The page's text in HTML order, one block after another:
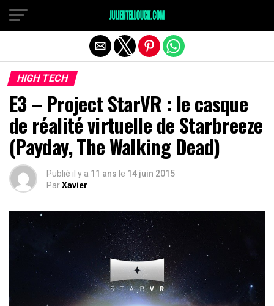
HIGH TECH
E3 – Project StarVR : le casque
de réalité virtuelle de Starbreeze
(Payday, The Walking Dead)
Publié il y a 11 ans le 14 juin 2015
ParXavier